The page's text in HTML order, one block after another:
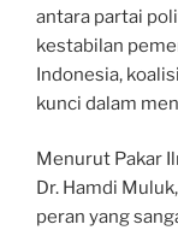
antara partai
kestabilan
Indonesia,
kunci dalam
Menurut Pakar
Dr. Hamdi
peran yang